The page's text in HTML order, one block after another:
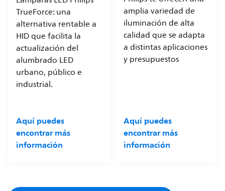
TrueForce: una
alternativa rentable a
HID que facilita la
actualización del
alumbrado LED
urbano, público e
industrial.
Aquí puedes
encontrar más
información
amplia variedad de
iluminación de alta
calidad que se adapta
a distintas aplicaciones
y presupuestos
Aquí puedes
encontrar más
información